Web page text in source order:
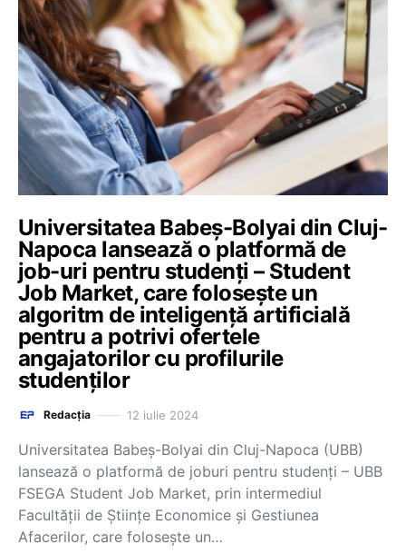
Universitatea Babeș-Bolyai din Cluj-
Napoca lansează o platformă de
job-uri pentru studenţi – Student
Job Market, care folosește un
algoritm de inteligență artificială
pentru a potrivi ofertele
angajatorilor cu profilurile
studenților
Redacția 12 iulie 2024
Universitatea Babeș-Bolyai din Cluj-Napoca (UBB)
lansează o platformă de joburi pentru studenți – UBB
FSEGA Student Job Market, prin intermediul
Facultății de Științe Economice și Gestiunea
Afacerilor, care folosește un…